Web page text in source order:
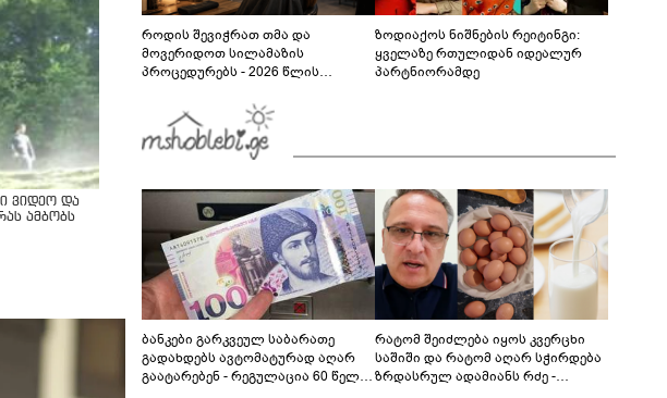
ვიდეო და
ამბობს
როდის შევიჭრათ თმა და
მოვერიდოთ სილამაზის
პროცედურებს - 2026 წლის
გზამკვლევი
ზოდიაქოს ნიშნების რეიტინგი:
ყველაზე რთულიდან იდეალურ
პარტნიორამდე
ბანკები გარკვეულ საბარათე
გადახდებს ავტომატურად აღარ
გაატარებენ - რეგულაცია 60 წელს
რატომ შეიძლება იყოს კვერცხი
საშიში და რატომ აღარ სჭირდება
ზრდასრულ ადამიანს რძე -